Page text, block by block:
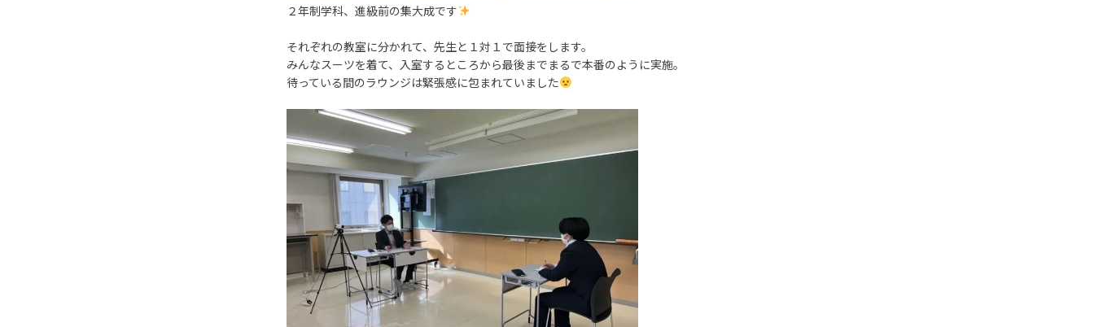
２年制学科、進級前の集大成です
それぞれの教室に分かれて、先生と１対１で面接をします。
みんなスーツを着て、入室するところから最後までまるで本番のように実施。
待っている間のラウンジは緊張感に包まれていました